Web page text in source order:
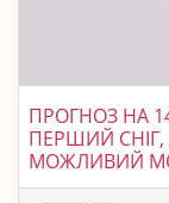
ПРОГНОЗ НА
ПЕРШИЙ СНІГ,
МОЖЛИВИЙ